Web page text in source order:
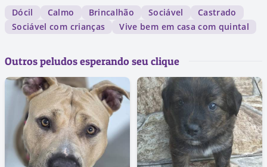
Dócil Calmo Brincalhão Sociável
Castrado
Sociável com crianças
Vive bem em casa com quintal
Outros peludos esperando seu clique